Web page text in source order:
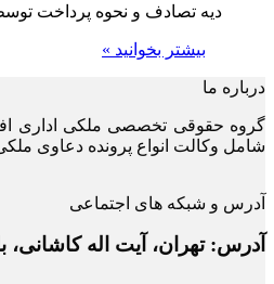
دیه تصادف و نحوه پرداخت توسط
بیشتر بخوانید »
درباره ما
گروه حقوقی تخصصی ملکی اداری
شامل وکالت انواع پرونده دعاوی
آدرس و شبکه های اجتماعی
آدرس: تهران، آیت اله کاشانی، بلوار